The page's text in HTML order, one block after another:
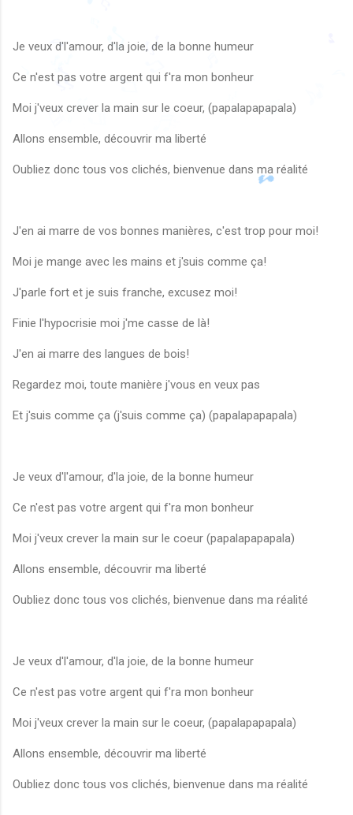
Je veux d'l'amour, d'la joie, de la bonne humeur
Ce n'est pas votre argent qui f'ra mon bonheur
Moi j'veux crever la main sur le coeur, (papalapapapala)
Allons ensemble, découvrir ma liberté
Oubliez donc tous vos clichés, bienvenue dans ma réalité
J'en ai marre de vos bonnes manières, c'est trop pour moi!
Moi je mange avec les mains et j'suis comme ça!
J'parle fort et je suis franche, excusez moi!
Finie l'hypocrisie moi j'me casse de là!
J'en ai marre des langues de bois!
Regardez moi, toute manière j'vous en veux pas
Et j'suis comme ça (j'suis comme ça) (papalapapapala)
Je veux d'l'amour, d'la joie, de la bonne humeur
Ce n'est pas votre argent qui f'ra mon bonheur
Moi j'veux crever la main sur le coeur (papalapapapala)
Allons ensemble, découvrir ma liberté
Oubliez donc tous vos clichés, bienvenue dans ma réalité
Je veux d'l'amour, d'la joie, de la bonne humeur
Ce n'est pas votre argent qui f'ra mon bonheur
Moi j'veux crever la main sur le coeur, (papalapapapala)
Allons ensemble, découvrir ma liberté
Oubliez donc tous vos clichés, bienvenue dans ma réalité
♬ 🎶
🎶
♪
♬
♬
♫
♬
🎶
♬
♩
♬
♩ ♬
♫
♪
♫
♪ 🎶
♫
♩
♩
🎶
♩